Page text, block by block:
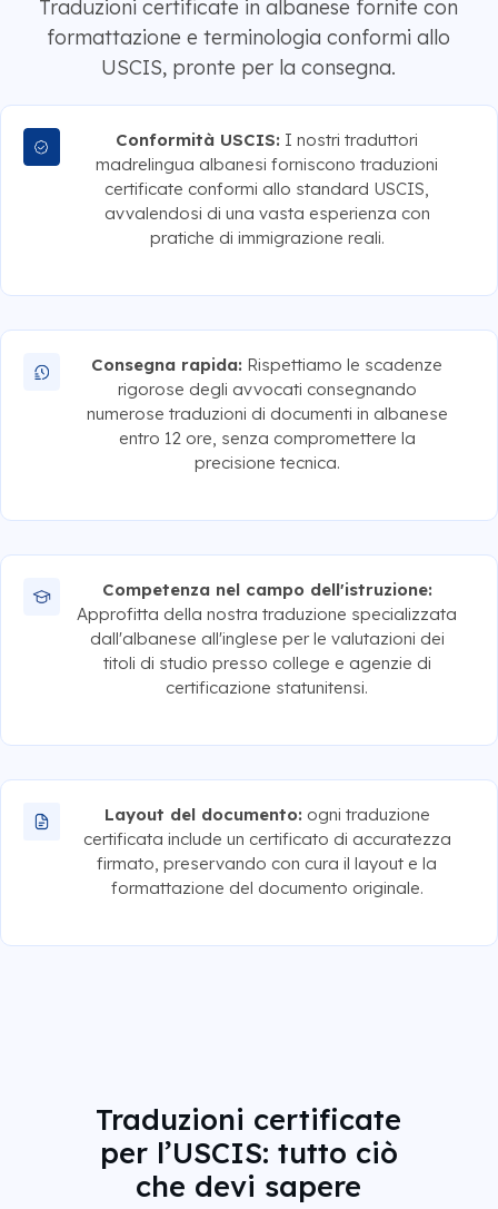
Traduzioni certificate in albanese fornite con
formattazione e terminologia conformi allo
USCIS, pronte per la consegna.
Conformità USCIS: I nostri traduttori
madrelingua albanesi forniscono traduzioni
certificate conformi allo standard USCIS,
avvalendosi di una vasta esperienza con
pratiche di immigrazione reali.
Consegna rapida: Rispettiamo le scadenze
rigorose degli avvocati consegnando
numerose traduzioni di documenti in albanese
entro 12 ore, senza compromettere la
precisione tecnica.
Competenza nel campo dell'istruzione:
Approfitta della nostra traduzione specializzata
dall'albanese all'inglese per le valutazioni dei
titoli di studio presso college e agenzie di
certificazione statunitensi.
Layout del documento: ogni traduzione
certificata include un certificato di accuratezza
firmato, preservando con cura il layout e la
formattazione del documento originale.
Traduzioni certificate
per l’USCIS: tutto ciò
che devi sapere